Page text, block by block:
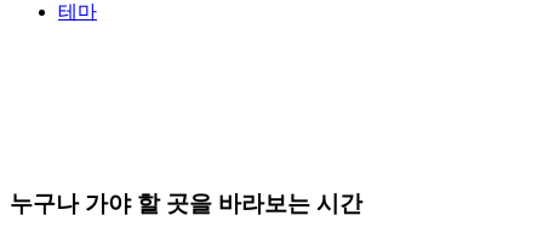
테마
누구나 가야 할 곳을 바라보는 시간